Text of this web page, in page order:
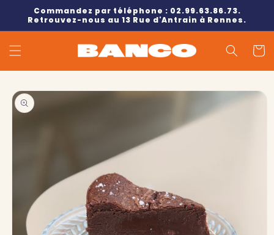
passer
contenu
Commandez par téléphone : 02.99.63.86.73.
Retrouvez-nous au 13 Rue d'Antrain à Rennes.
Panier
Passer aux
informations
produits